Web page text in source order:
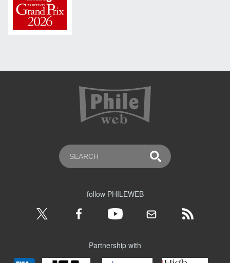
follow PHILEWEB
Partnership with